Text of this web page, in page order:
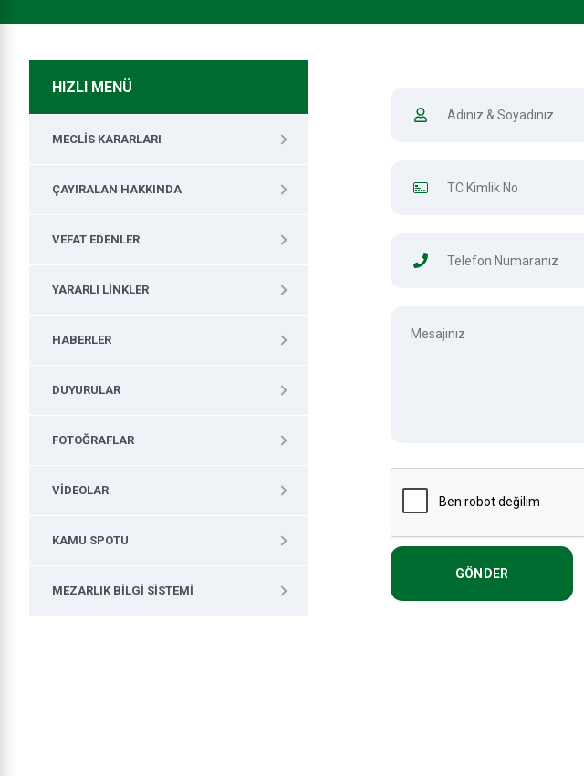
GÖNDER
HIZLI MENÜ
MECLIS KARARLARI
ÇAYIRALAN HAKKINDA
VEFAT EDENLER
YARARLI LINKLER
HABERLER
DUYURULAR
FOTOĞRAFLAR
VIDEOLAR
KAMU SPOTU
MEZARLIK BILGI SISTEMI